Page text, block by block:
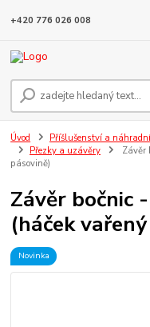
+420 776 026 008
Úvod Příšlušenství a
Přezky a uzávěry
Závěr
pásovině)
Závěr bočnic
(háček
Novinka